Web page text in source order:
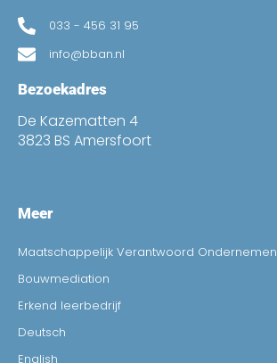
033 - 456 31 95
info@bban.nl
Bezoekadres
De Kazematten 4
3823 BS Amersfoort
Meer
Maatschappelijk Verantwoord Ondernemen
Bouwmediation
Erkend leerbedrijf
Deutsch
English